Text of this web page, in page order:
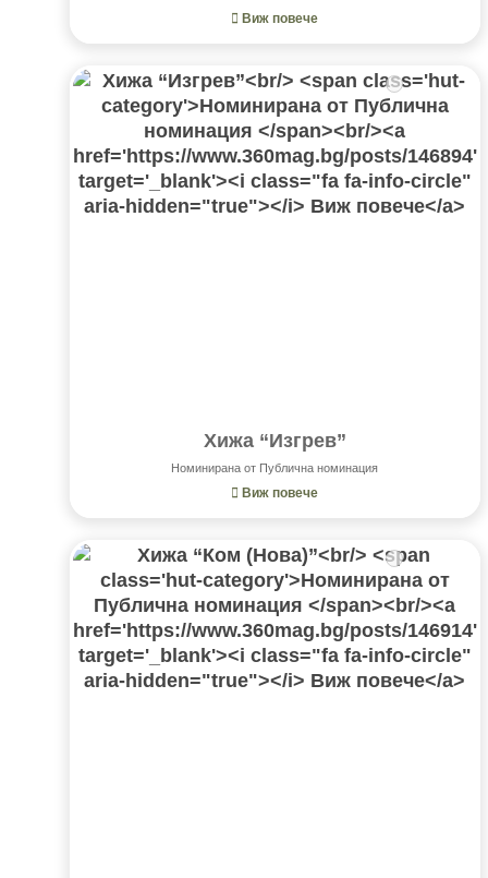
Виж повече
Хижа “Изгрев”
Номинирана от Публична номинация
Виж повече